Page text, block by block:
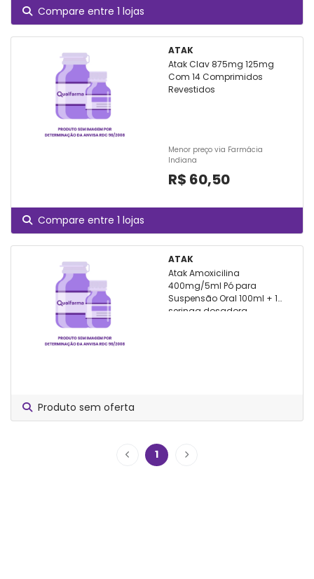
Compare entre 1 lojas
ATAK
Atak Clav 875mg 125mg
Com 14 Comprimidos
Revestidos
Menor preço via Farmácia
Indiana
R$ 60,50
Compare entre 1 lojas
ATAK
Atak Amoxicilina
400mg/5ml Pó para
Suspensão Oral 100ml + 1
seringa dosadora
Produto sem oferta
1